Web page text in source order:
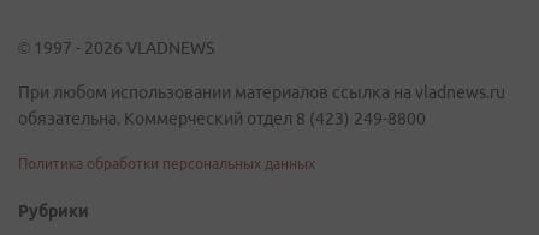
© 1997 - 2026 VLADNEWS
При любом использовании материалов ссылка на vladnews.ru
обязательна. Коммерческий отдел 8 (423) 249-8800
Политика обработки персональных данных
Рубрики